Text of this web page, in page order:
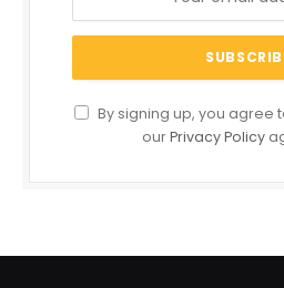
By signing up, you agree
ourPrivacy Policy